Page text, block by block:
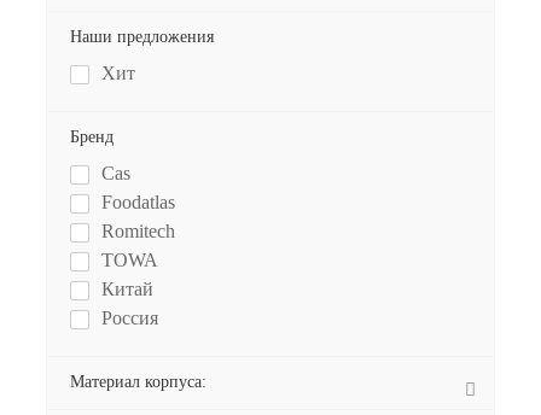
Наши предложения
Хит
Бренд
Cas
Foodatlas
Romitech
TOWA
Китай
Россия
Материал корпуса: